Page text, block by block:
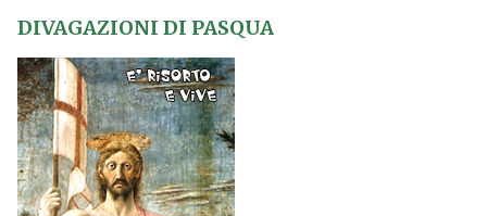
DIVAGAZIONI DI PASQUA